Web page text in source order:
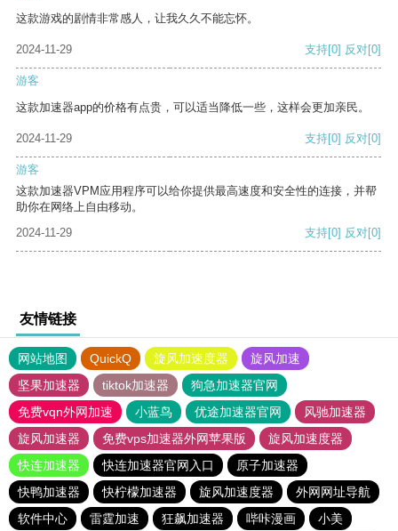
这款游戏的剧情非常感人，让我久久不能忘怀。
2024-11-29 支持[0] 反对[0]
游客
这款加速器app的价格有点贵，可以适当降低一些，这样会更加亲民。
2024-11-29 支持[0] 反对[0]
游客
这款加速器VPM应用程序可以给你提供最高速度和安全性的连接，并帮
助你在网络上自由移动。
2024-11-29
支持[0] 反对[0]
友情链接
网站地图 QuickQ 旋风加速度器
旋风加速
坚果加速器
tiktok加速器
狗急加速器官网
免费vqn外网加速
小蓝鸟 优途加速器官网
风驰加速器
旋风加速器
免费vps加速器外网苹果版
旋风加速度器
快连加速器
快连加速器官网入口
原子加速器
快鸭加速器
快柠檬加速器 旋风加速度器
外网网址导航
软件中心
雷霆加速 狂飙加速器 哔咔漫画
小美